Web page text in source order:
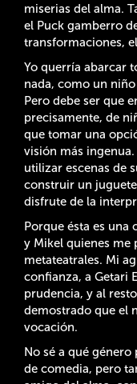
miserias del alma.
el Puck gamberro
transformaciones,
Yo querría abarcar
nada, como un
Pero debe ser que
precisamente, de
que tomar una
visión más
utilizar escenas de
construir un
disfrute de la
Porque ésta es una
y Mikel quienes me
metateatrales. Mi
confianza, a Getari
prudencia, y al
demostrado que el
vocación.
No sé a qué
de comedia, pero